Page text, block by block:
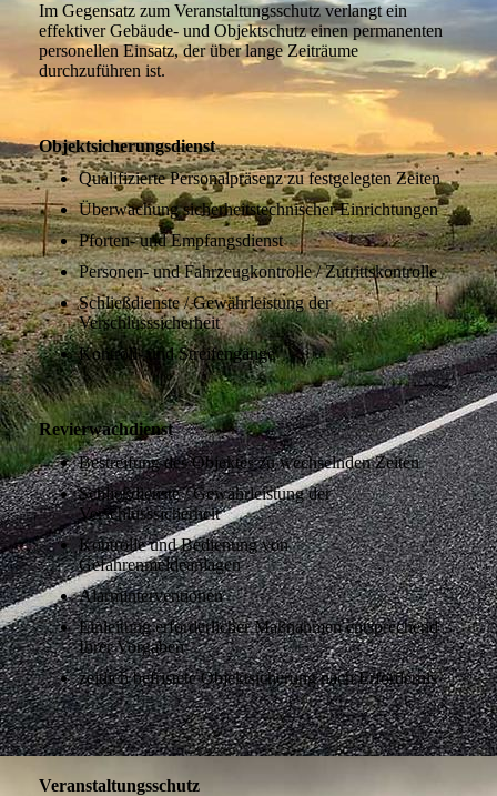
Im Gegensatz zum Veranstaltungsschutz verlangt ein
effektiver Gebäude- und Objektschutz einen permanenten
personellen Einsatz, der über lange Zeiträume
durchzuführen ist.
Objektsicherungsdienst
Qualifizierte Personalpräsenz zu festgelegten Zeiten
Überwachung sicherheitstechnischer Einrichtungen
Pforten- und Empfangsdienst
Personen- und Fahrzeugkontrolle / Zutrittskontrolle
Schließdienste / Gewährleistung der
Verschlusssicherheit
Kontroll- und Streifengänge
Revierwachdienst
Bestreifung des Objektes zu wechselnden Zeiten
Schließdienste / Gewährleistung der
Verschlusssicherheit
Kontrolle und Bedienung von
Gefahrenmeldeanlagen
Alarminterventionen
Einleitung erforderlicher Maßnahmen entsprechend
Ihrer Vorgaben
zeitlich befristete Objektsicherung nach Erfordernis
Veranstaltungsschutz